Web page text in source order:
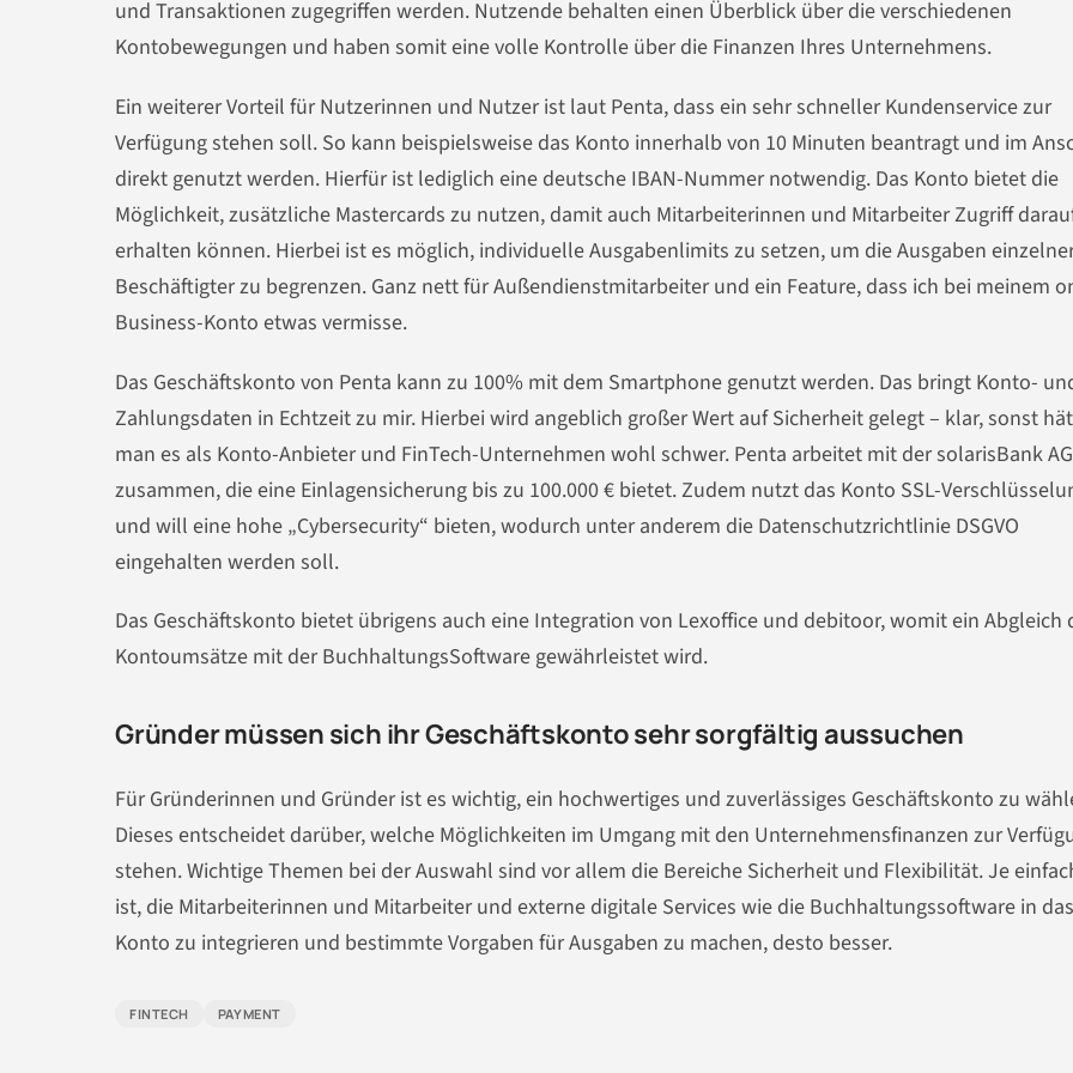
und Transaktionen zugegriffen werden. Nutzende behalten einen Überblick über die verschiedenen
Kontobewegungen und haben somit eine volle Kontrolle über die Finanzen Ihres Unternehmens.
Ein weiterer Vorteil für Nutzerinnen und Nutzer ist laut Penta, dass ein sehr schneller Kundenservice zur
Verfügung stehen soll. So kann beispielsweise das Konto innerhalb von 10 Minuten beantragt und im
direkt genutzt werden. Hierfür ist lediglich eine deutsche IBAN-Nummer notwendig. Das Konto bietet die
Möglichkeit, zusätzliche Mastercards zu nutzen, damit auch Mitarbeiterinnen und Mitarbeiter Zugriff
erhalten können. Hierbei ist es möglich, individuelle Ausgabenlimits zu setzen, um die Ausgaben
Beschäftigter zu begrenzen. Ganz nett für Außendienstmitarbeiter und ein Feature, dass ich bei meinem
Business-Konto etwas vermisse.
Das Geschäftskonto von Penta kann zu 100% mit dem Smartphone genutzt werden. Das bringt Konto-
Zahlungsdaten in Echtzeit zu mir. Hierbei wird angeblich großer Wert auf Sicherheit gelegt – klar, sonst
man es als Konto-Anbieter und FinTech-Unternehmen wohl schwer. Penta arbeitet mit der solarisBank AG
zusammen, die eine Einlagensicherung bis zu 100.000 € bietet. Zudem nutzt das Konto SSL-
und will eine hohe „Cybersecurity“ bieten, wodurch unter anderem die Datenschutzrichtlinie DSGVO
eingehalten werden soll.
Das Geschäftskonto bietet übrigens auch eine Integration von Lexoffice und debitoor, womit ein Abgleich
Kontoumsätze mit der BuchhaltungsSoftware gewährleistet wird.
Gründer müssen sich ihr Geschäftskonto sehr sorgfältig aussuchen
Für Gründerinnen und Gründer ist es wichtig, ein hochwertiges und zuverlässiges Geschäftskonto zu
Dieses entscheidet darüber, welche Möglichkeiten im Umgang mit den Unternehmensfinanzen zur
stehen. Wichtige Themen bei der Auswahl sind vor allem die Bereiche Sicherheit und Flexibilität. Je
ist, die Mitarbeiterinnen und Mitarbeiter und externe digitale Services wie die Buchhaltungssoftware in das
Konto zu integrieren und bestimmte Vorgaben für Ausgaben zu machen, desto besser.
FINTECH PAYMENT